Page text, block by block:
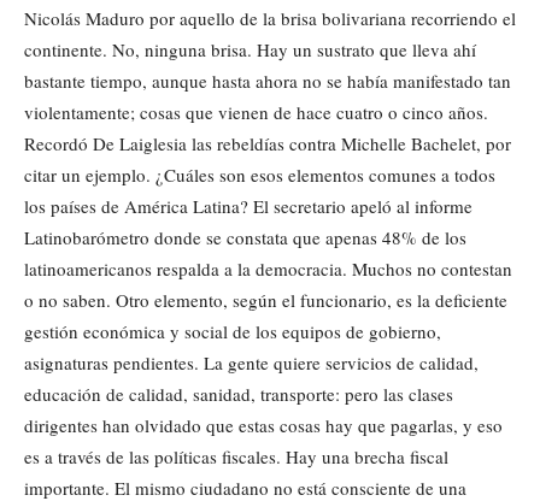
Nicolás Maduro por aquello de la brisa bolivariana recorriendo el
continente. No, ninguna brisa. Hay un sustrato que lleva ahí
bastante tiempo, aunque hasta ahora no se había manifestado tan
violentamente; cosas que vienen de hace cuatro o cinco años.
Recordó De Laiglesia las rebeldías contra Michelle Bachelet, por
citar un ejemplo. ¿Cuáles son esos elementos comunes a todos
los países de América Latina? El secretario apeló al informe
Latinobarómetro donde se constata que apenas 48% de los
latinoamericanos respalda a la democracia. Muchos no contestan
o no saben. Otro elemento, según el funcionario, es la deficiente
gestión económica y social de los equipos de gobierno,
asignaturas pendientes. La gente quiere servicios de calidad,
educación de calidad, sanidad, transporte: pero las clases
dirigentes han olvidado que estas cosas hay que pagarlas, y eso
es a través de las políticas fiscales. Hay una brecha fiscal
importante. El mismo ciudadano no está consciente de una